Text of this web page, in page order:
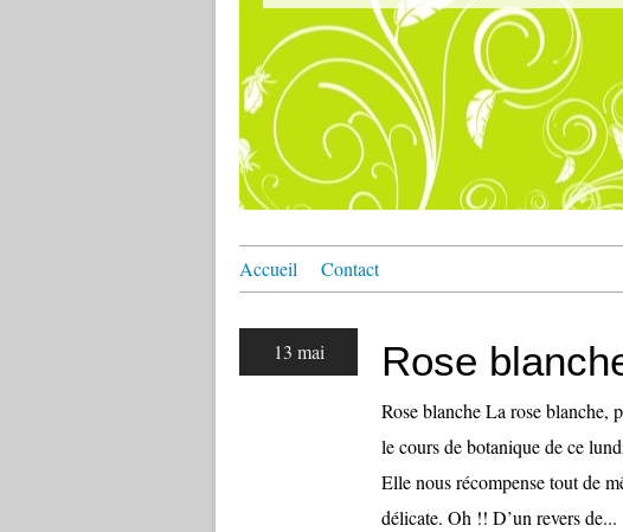
Accueil Contact
13 mai Rose
Rose blanche La rose blanche,
le cours de botanique de ce
Elle nous récompense tout de
délicate. Oh !! D’un revers de...